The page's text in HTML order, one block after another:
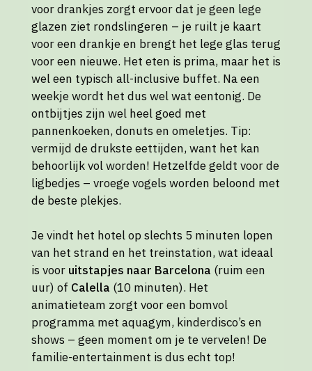
voor drankjes zorgt ervoor dat je geen lege
glazen ziet rondslingeren – je ruilt je kaart
voor een drankje en brengt het lege glas terug
voor een nieuwe. Het eten is prima, maar het is
wel een typisch all-inclusive buffet. Na een
weekje wordt het dus wel wat eentonig. De
ontbijtjes zijn wel heel goed met
pannenkoeken, donuts en omeletjes. Tip:
vermijd de drukste eettijden, want het kan
behoorlijk vol worden! Hetzelfde geldt voor de
ligbedjes – vroege vogels worden beloond met
de beste plekjes.
Je vindt het hotel op slechts 5 minuten lopen
van het strand en het treinstation, wat ideaal
is voor uitstapjes naar Barcelona (ruim een
uur) of Calella (10 minuten). Het
animatieteam zorgt voor een bomvol
programma met aquagym, kinderdisco’s en
shows – geen moment om je te vervelen! De
familie-entertainment is dus echt top!